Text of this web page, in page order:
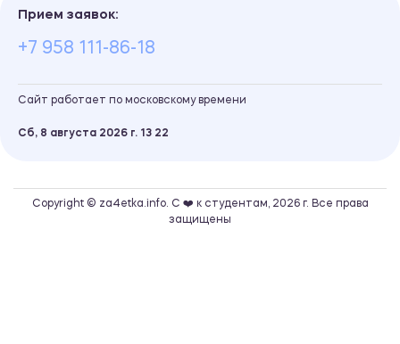
Прием заявок:
+7 958 111-86-18
Сайт работает по московскому времени
Сб, 8 августа 2026 г. 13 22
Copyright © za4etka.info. С ❤️ к студентам, 2026 г. Все права
защищены